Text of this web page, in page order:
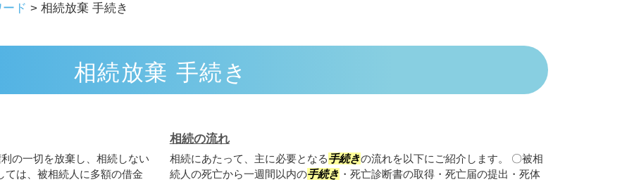
ド > 相続放棄 手続き
相続放棄 手続き
の一切を放棄し、相続しない
ては、被相続人に多額の借金
相続の流れ
相続にあたって、主に必要となる手続きの流れを以下にご紹介します。 〇被相
続人の死亡から一週間以内の手続き ・死亡診断書の取得・死亡届の提出・死体